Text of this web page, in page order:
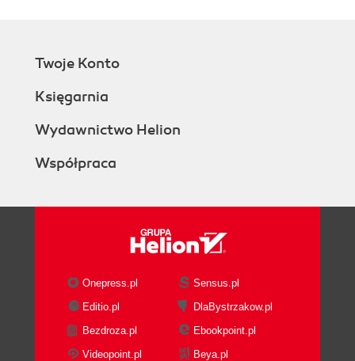
Twoje Konto
Księgarnia
Wydawnictwo Helion
Współpraca
Onepress.pl
Sensus.pl
Editio.pl
DlaBystrzakow.pl
Bezdroza.pl
Ebookpoint.pl
Videopoint.pl
Beya.pl